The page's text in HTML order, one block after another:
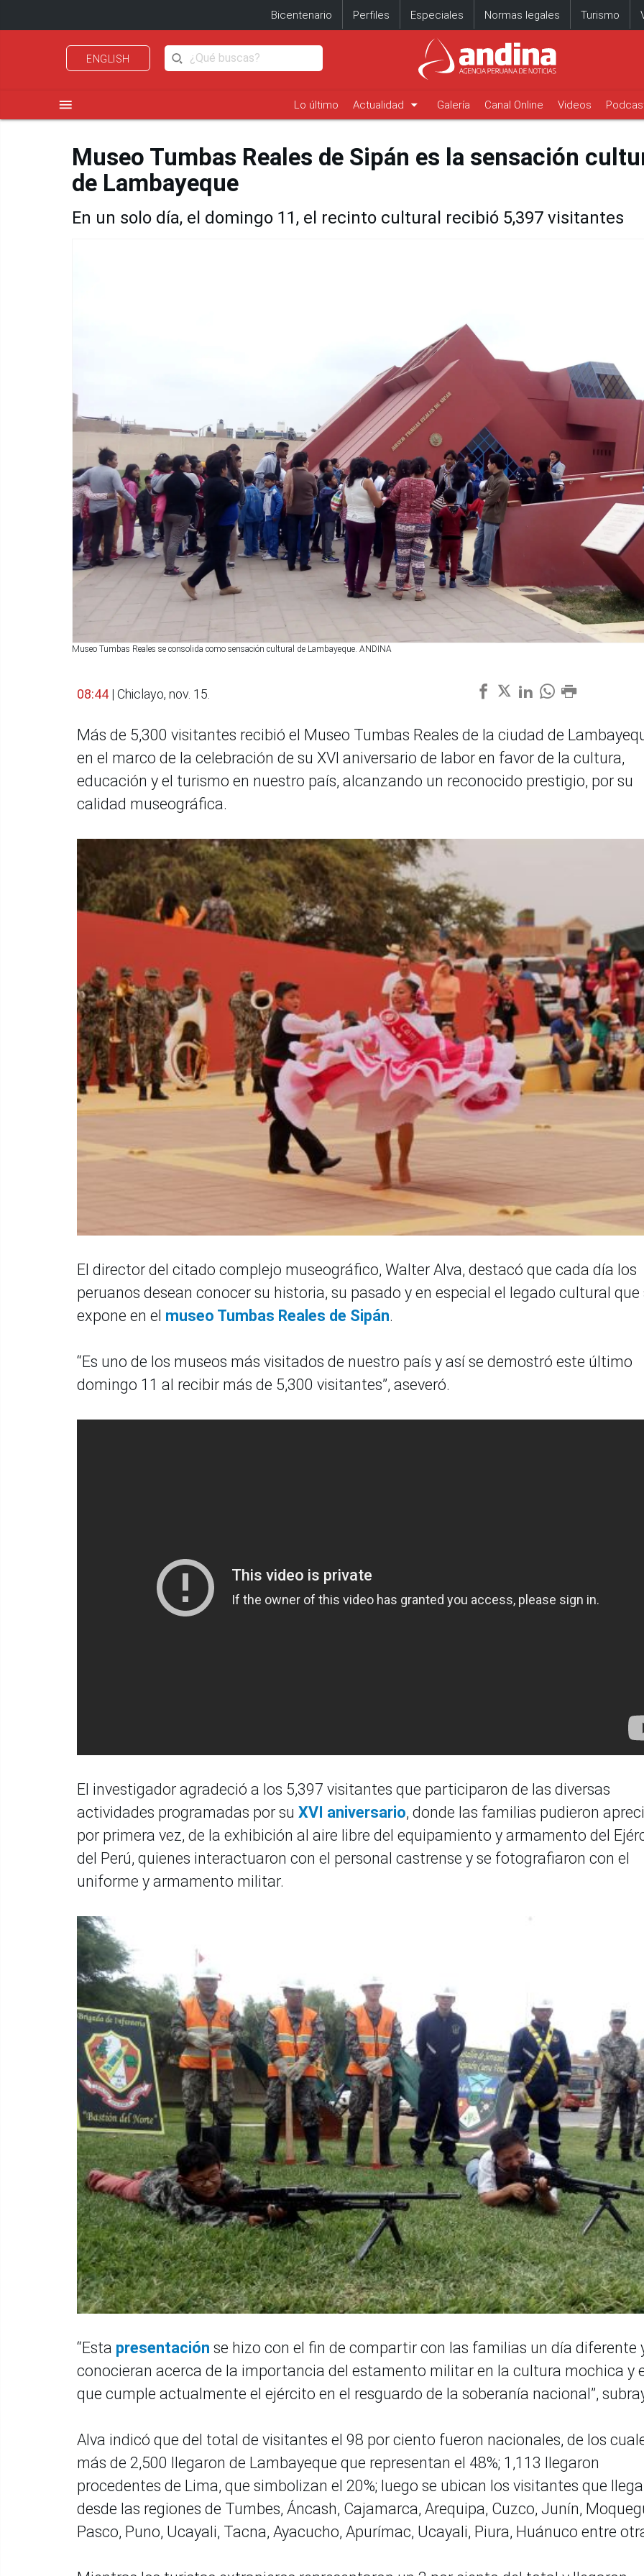
Bicentenario Perfiles Especiales Normas legales Turismo
ENGLISH
menu Lo último Actualidad arrow_drop_down Galería Canal Online Videos
Museo Tumbas Reales de Sipán es la sensación
de Lambayeque
En un solo día, el domingo 11, el recinto cultural recibió 5,397 visitantes
Museo Tumbas Reales se consolida como sensación cultural de Lambayeque. ANDINA
08:44 | Chiclayo, nov. 15.
Más de 5,300 visitantes recibió el Museo Tumbas Reales de la ciudad de
en el marco de la celebración de su XVI aniversario de labor en favor de la cultura,
educación y el turismo en nuestro país, alcanzando un reconocido prestigio, por su
calidad museográfica.
El director del citado complejo museográfico, Walter Alva, destacó que cada día los
peruanos desean conocer su historia, su pasado y en especial el legado cultural que
expone en el museo Tumbas Reales de Sipán.
“Es uno de los museos más visitados de nuestro país y así se demostró este último
domingo 11 al recibir más de 5,300 visitantes”, aseveró.
El investigador agradeció a los 5,397 visitantes que participaron de las diversas
actividades programadas por su XVI aniversario, donde las familias pudieron
por primera vez, de la exhibición al aire libre del equipamiento y armamento del
del Perú, quienes interactuaron con el personal castrense y se fotografiaron con el
uniforme y armamento militar.
“Esta presentación se hizo con el fin de compartir con las familias un día diferente
conocieran acerca de la importancia del estamento militar en la cultura mochica y
que cumple actualmente el ejército en el resguardo de la soberanía nacional”,
Alva indicó que del total de visitantes el 98 por ciento fueron nacionales, de los
más de 2,500 llegaron de Lambayeque que representan el 48%; 1,113 llegaron
procedentes de Lima, que simbolizan el 20%; luego se ubican los visitantes que
desde las regiones de Tumbes, Áncash, Cajamarca, Arequipa, Cuzco, Junín,
Pasco, Puno, Ucayali, Tacna, Ayacucho, Apurímac, Ucayali, Piura, Huánuco entre